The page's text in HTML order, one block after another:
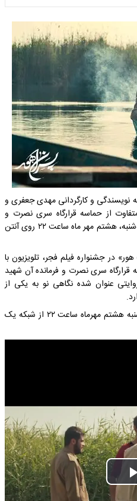
نویسندگی و کارگردانی مهدی جعفری و
از حماسه قرارگاه سری نصرت و
شهید علی هاشمی است که از فردا سه‌شنبه، هشتم مهر ماه ساعت ۲۲ روی آنتن
در جشنواره فیلم فجر، تلویزیون با
قرارگاه سری نصرت و فرمانده آن شهید
عنوان شده نگاهی نو به یکی از
نخستین قسمت این سریال فردا سه‌شنبه هشتم مهرماه ساعت ۲۲ از شبکه یک
Play